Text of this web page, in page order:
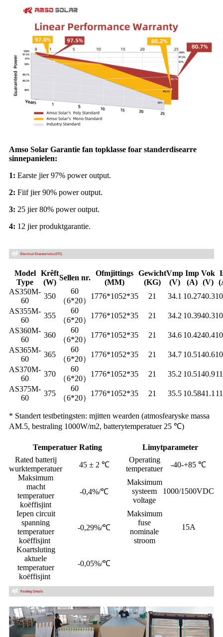
Amso Solar Garantie fan topklasse foar standerdisearre
sinnepanielen:
1: Earste jier 97% power output.
2: Fiif jier 90% power output.
3: 25 jier 80% power output.
4: 12 jier produktgarantie.
Model
Type
Krêft
(W)
Sellen nr.
Ofmjittings
(MM)
Gewicht
(KG)
Vmp
(V)
Imp
(A)
Vok
(V)
AS350M-
60
350
60
（6*20）
1776*1052*35 21 34.1 10.2740.3
AS355M-
60
355
60
（6*20）
1776*1052*35 21 34.2 10.3940.3
AS360M-
60
360
60
（6*20）
1776*1052*35 21 34.6 10.4240.4
AS365M-
60
365
60
（6*20）
1776*1052*35 21 34.7 10.5140.6
AS370M-
60
370
60
（6*20）
1776*1052*35 21 35.2 10.5140.9
AS375M-
60
375
60
（6*20）
1776*1052*35 21 35.5 10.5841.1
* Standert testbetingsten: mjitten wearden (atmosfearyske massa
AM.5, bestraling 1000W/m2, batterytemperatuer 25 ℃)
Temperatuer Rating
Limytparameter
Rated batterij
wurktemperatuer
45 ± 2 ℃
Operating
temperatuer
-40-+85 ℃
Maksimum
macht
temperatuer
koëffisjint
-0,4%/℃
Maksimum
systeem
voltage
1000/1500VDC
Iepen circuit
spanning
temperatuer
koëffisjint
-0,29%/℃
Maksimum
fuse
nominale
stroom
15A
Koartsluting
aktuele
temperatuer
koëffisjint
-0,05%/℃